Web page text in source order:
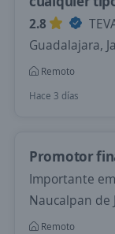
2.8
Guadalajara,
Remoto
Hace 3 días
Promotor
Importante
Naucalpan de
Remoto